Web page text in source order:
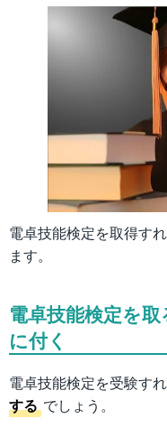
電卓技能検定を取得す
ます。
電卓技能検定を
に付く
電卓技能検定を受験すれ
する でしょう。